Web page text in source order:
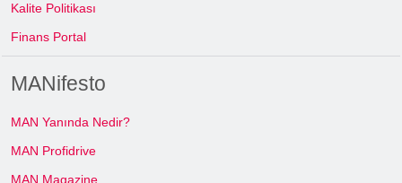
Kalite Politikası
Finans Portal
MANifesto
MAN Yanında Nedir?
MAN Profidrive
MAN Magazine